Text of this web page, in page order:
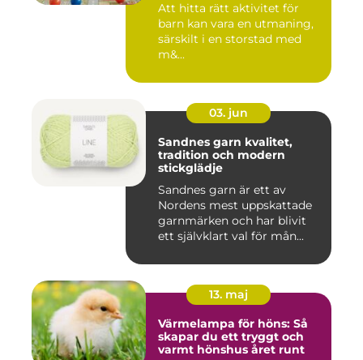
Att hitta rätt aktivitet för
barn kan vara en utmaning,
särskilt i en storstad med
m&...
03. jun
Sandnes garn kvalitet,
tradition och modern
stickglädje
Sandnes garn är ett av
Nordens mest uppskattade
garnmärken och har blivit
ett självklart val för mån...
13. maj
Värmelampa för höns: Så
skapar du ett tryggt och
varmt hönshus året runt